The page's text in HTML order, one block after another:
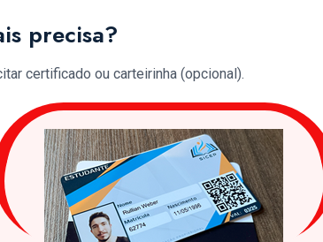
precisa?
certificado ou carteirinha (opcional).